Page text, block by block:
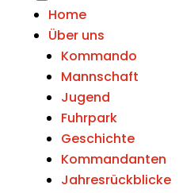
Home
Über uns
Kommando
Mannschaft
Jugend
Fuhrpark
Geschichte
Kommandanten
Jahresrückblicke